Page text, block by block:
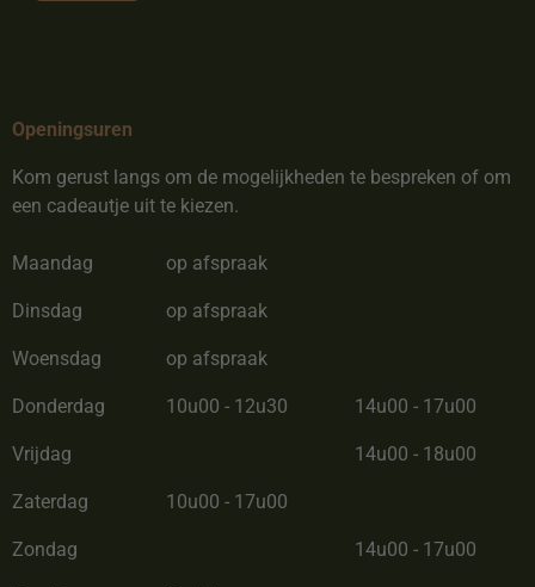
Openingsuren
Kom gerust langs om de mogelijkheden te bespreken of om
een cadeautje uit te kiezen.
Maandag op afspraak
Dinsdag op afspraak
Woensdag op afspraak
Donderdag 10u00 - 12u30 14u00 - 17u00
Vrijdag 14u00 - 18u00
Zaterdag 10u00 - 17u00
Zondag 14u00 - 17u00